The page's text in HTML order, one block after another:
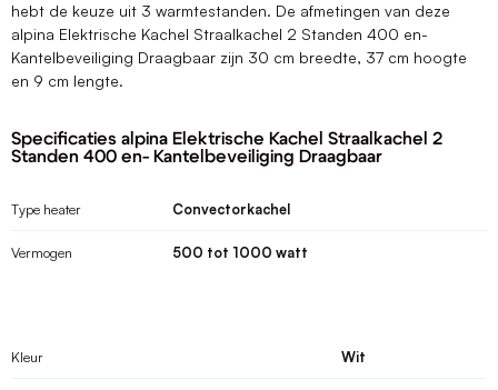
hebt de keuze uit 3 warmtestanden. De afmetingen van deze
alpina Elektrische Kachel Straalkachel 2 Standen 400 en-
Kantelbeveiliging Draagbaar zijn 30 cm breedte, 37 cm hoogte
en 9 cm lengte.
Specificaties alpina Elektrische Kachel Straalkachel 2
Standen 400 en- Kantelbeveiliging Draagbaar
Type heater Convectorkachel
Vermogen 500 tot 1000 watt
Kleur Wit